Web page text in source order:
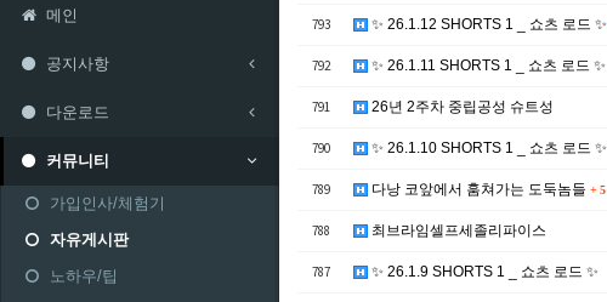
메인
공지사항
다운로드
커뮤니티
가입인사/체험기
자유게시판
노하우/팁
793 ✨ 26.1.12 SHORTS 1 _ 쇼츠 로드 ✨
792 ✨ 26.1.11 SHORTS 1 _ 쇼츠 로드 ✨
791 26년 2주차 중립공성 슈트성
790 ✨ 26.1.10 SHORTS 1 _ 쇼츠 로드 ✨
789 다낭 코앞에서 훔쳐가는 도둑놈들 + 5
788 최브라임셀프세졸리파이스
787 ✨ 26.1.9 SHORTS 1 _ 쇼츠 로드 ✨